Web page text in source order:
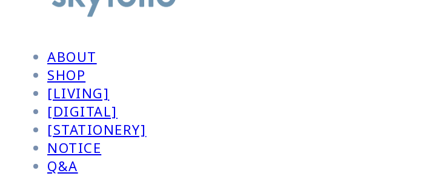
ABOUT
SHOP
[LIVING]
[DIGITAL]
[STATIONERY]
NOTICE
Q&A